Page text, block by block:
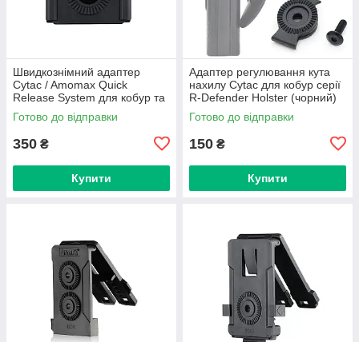
Швидкознімний адаптер
Cytac / Amomax Quick
Release System для кобур та
підсумків (чорний)
Готово до відправки
350 ₴
Купити
Адаптер регулювання кута
нахилу Cytac для кобур серії
R-Defender Holster (чорний)
Готово до відправки
150 ₴
Купити